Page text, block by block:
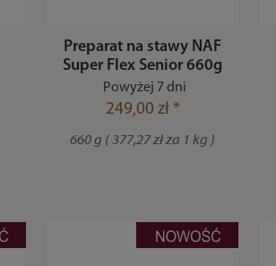
Preparat na stawy NAF
Super Flex Senior 660g
Powyżej 7 dni
249,00 zł *
660 g ( 377,27 zł za 1 kg )